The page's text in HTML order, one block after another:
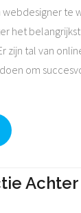
te
het
zijn tal van
om
Achter